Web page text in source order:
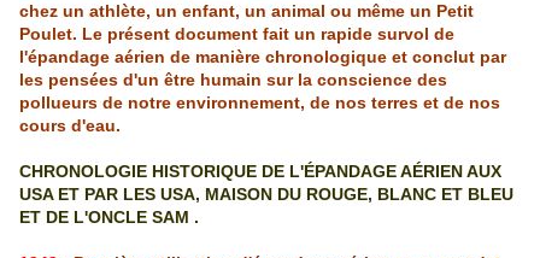
chez un athlète, un enfant, un animal ou même un Petit
Poulet. Le présent document fait un rapide survol de
l'épandage aérien de manière chronologique et conclut par
les pensées d'un être humain sur la conscience des
pollueurs de notre environnement, de nos terres et de nos
cours d'eau.
CHRONOLOGIE HISTORIQUE DE L'ÉPANDAGE AÉRIEN AUX
USA ET PAR LES USA, MAISON DU ROUGE, BLANC ET BLEU
ET DE L'ONCLE SAM .